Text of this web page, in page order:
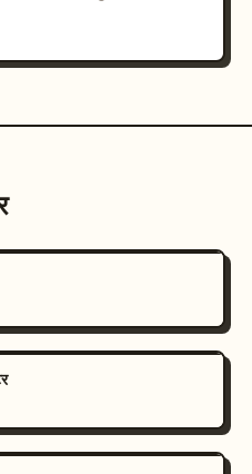
और रंग योजनाएं स्वचालित रूप
प्रमोशनल पोस्टर जैसा न